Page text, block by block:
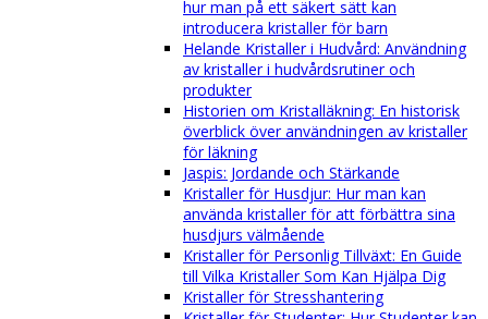
hur man på ett säkert sätt kan
introducera kristaller för barn
Helande Kristaller i Hudvård: Användning
av kristaller i hudvårdsrutiner och
produkter
Historien om Kristalläkning: En historisk
överblick över användningen av kristaller
för läkning
Jaspis: Jordande och Stärkande
Kristaller för Husdjur: Hur man kan
använda kristaller för att förbättra sina
husdjurs välmående
Kristaller för Personlig Tillväxt: En Guide
till Vilka Kristaller Som Kan Hjälpa Dig
Kristaller för Stresshantering